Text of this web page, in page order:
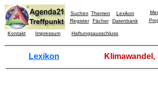
Suchen Themen
Lexikon
Register
Fächer Datenbank
Kontakt Impressum Haftungsausschluss
Lexikon